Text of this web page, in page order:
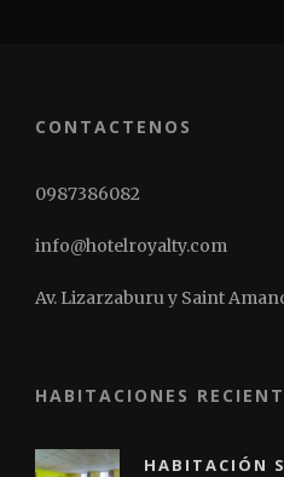
CONTACTENOS
0987386082
info@hotelroyalty.com
Av. Lizarzaburu y Saint
HABITACIONES
HABITACIÓN